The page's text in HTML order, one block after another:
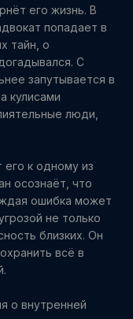
его жизнь. В
попадает в
тайн, о
С
запутывается в
кулисами
люди,
его к одному из
осознаёт, что
ошибка может
не только
близких. Он
всё в
о внутренней